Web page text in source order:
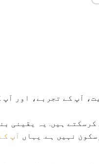
آپ کے تجربے، اور آپ
ہیں. یہ یقینی
نہیں ہے. یہاں آپ